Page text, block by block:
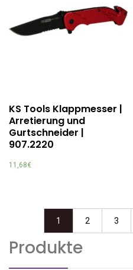
KS Tools Klappmesser |
Arretierung und
Gurtschneider |
907.2220
11,68€
1 2 3
Produkte